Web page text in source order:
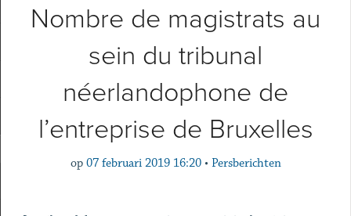
Nombre de magistrats au
sein du tribunal
néerlandophone de
l’entreprise de Bruxelles
op 07 februari 2019 16:20 • Persberichten